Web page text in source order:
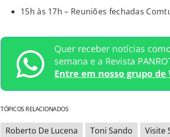
15h às 17h – Reuniões fechadas
Quer receber notícias
semana e a Revista
Entre em nosso grupo de
TÓPICOS RELACIONADOS
Roberto De Lucena Toni Sando Visite